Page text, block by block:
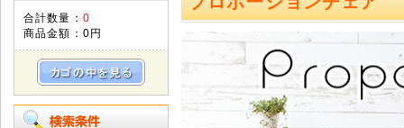
合計数量： 0
商品金額： 0円